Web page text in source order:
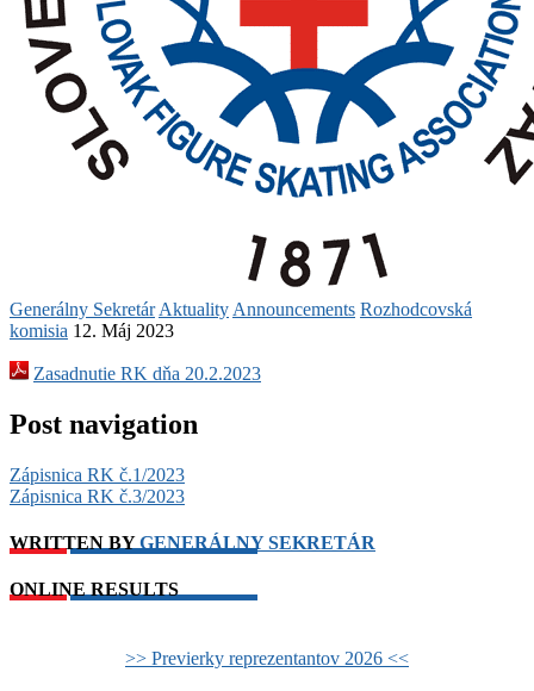
Generálny Sekretár Aktuality Announcements Rozhodcovská
komisia 12. Máj 2023
Zasadnutie RK dňa 20.2.2023
Post navigation
Zápisnica RK č.1/2023
Zápisnica RK č.3/2023
WRITTEN BYGENERÁLNY SEKRETÁR
ONLINE RESULTS
>> Previerky reprezentantov 2026 <<